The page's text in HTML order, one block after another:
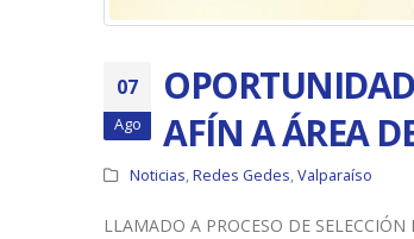
07
Ago
AFÍN A ÁREA
Noticias,Redes Gedes,Valparaíso
LLAMADO A PROCESO DE